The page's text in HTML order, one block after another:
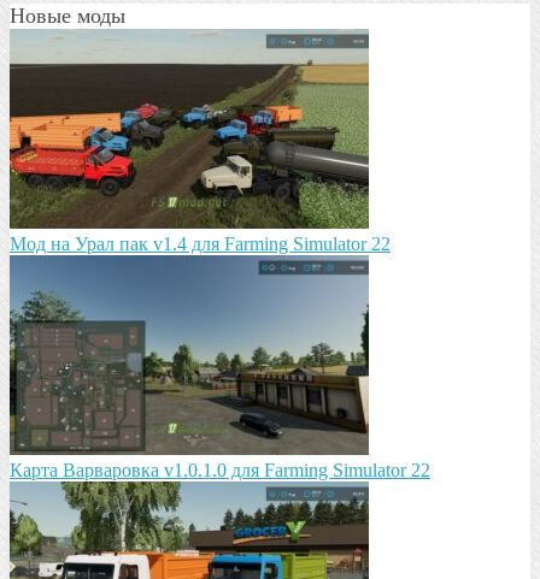
Новые моды
Мод на Урал пак v1.4 для Farming Simulator 22
Карта Варваровка v1.0.1.0 для Farming Simulator 22